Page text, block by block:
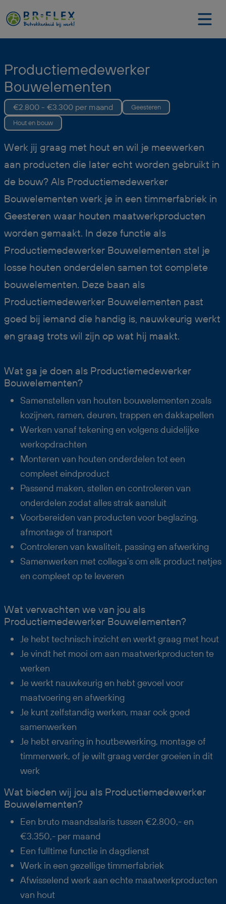
Productiemedewerker
Bouwelementen
€2.800 - €3.300 per maand
Geesteren
Hout en bouw
Werk jij graag met hout en wil je meewerken
aan producten die later echt worden gebruikt in
de bouw? Als Productiemedewerker
Bouwelementen werk je in een timmerfabriek in
Geesteren waar houten maatwerkproducten
worden gemaakt. In deze functie als
Productiemedewerker Bouwelementen stel je
losse houten onderdelen samen tot complete
bouwelementen. Deze baan als
Productiemedewerker Bouwelementen past
goed bij iemand die handig is, nauwkeurig werkt
en graag trots wil zijn op wat hij maakt.
Wat ga je doen als Productiemedewerker
Bouwelementen?
Samenstellen van houten bouwelementen zoals
kozijnen, ramen, deuren, trappen en dakkapellen
Werken vanaf tekening en volgens duidelijke
werkopdrachten
Monteren van houten onderdelen tot een
compleet eindproduct
Passend maken, stellen en controleren van
onderdelen zodat alles strak aansluit
Voorbereiden van producten voor beglazing,
afmontage of transport
Controleren van kwaliteit, passing en afwerking
Samenwerken met collega’s om elk product netjes
en compleet op te leveren
Wat verwachten we van jou als
Productiemedewerker Bouwelementen?
Je hebt technisch inzicht en werkt graag met hout
Je vindt het mooi om aan maatwerkproducten te
werken
Je werkt nauwkeurig en hebt gevoel voor
maatvoering en afwerking
Je kunt zelfstandig werken, maar ook goed
samenwerken
Je hebt ervaring in houtbewerking, montage of
timmerwerk, of je wilt graag verder groeien in dit
werk
Wat bieden wij jou als Productiemedewerker
Bouwelementen?
Een bruto maandsalaris tussen €2.800,- en
€3.350,- per maand
Een fulltime functie in dagdienst
Werk in een gezellige timmerfabriek
Afwisselend werk aan echte maatwerkproducten
van hout